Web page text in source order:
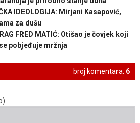
IDEOLOGIJA: Mirjani Kasapović,
za dušu
FRED MATIĆ: Otišao je čovjek koji
pobjeđuje mržnja
broj komentara: 6